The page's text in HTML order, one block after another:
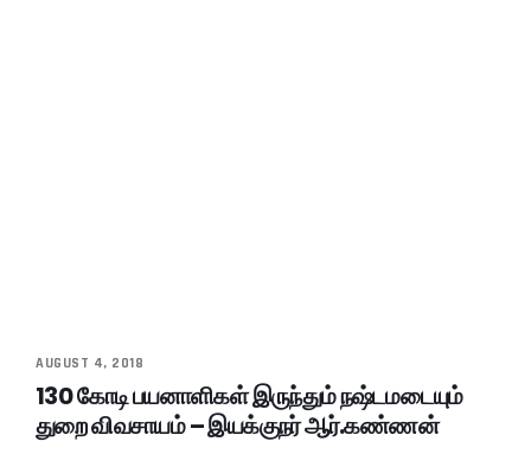
AUGUST 4, 2018
130 கோடி பயனாளிகள் இருந்தும் நஷ்டமடையும்
துறை விவசாயம் – இயக்குநர் ஆர்.கண்ணன்